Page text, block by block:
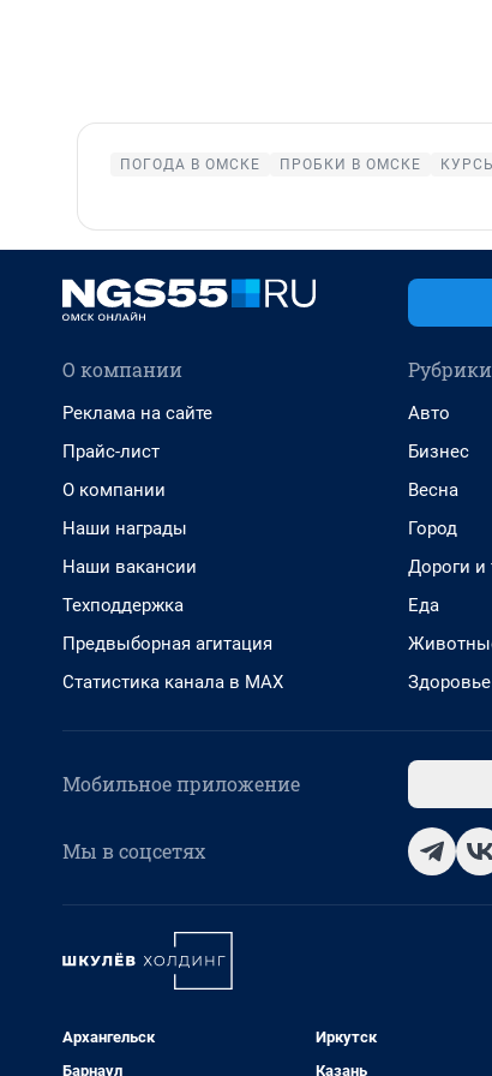
ПОГОДА В ОМСКЕ ПРОБКИ В ОМСКЕ
О компании
Реклама на сайте
Прайс-лист
О компании
Наши награды
Наши вакансии
Техподдержка
Предвыборная агитация
Статистика канала в MAX
Рубрики
Авто
Бизнес
Весна
Город
Дороги и
Еда
Здоровье
Мобильное приложение
Мы в соцсетях
Архангельск
Барнаул
Иркутск
Казань